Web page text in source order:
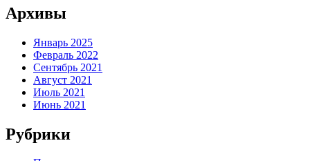
Архивы
Январь 2025
Февраль 2022
Сентябрь 2021
Август 2021
Июль 2021
Июнь 2021
Рубрики